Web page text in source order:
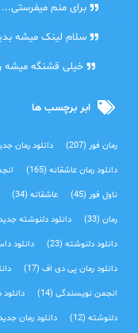
برای منم میفرستی...
سلام لینک میشه
خیلی قشنگه میشه
ابر برچسب ها
رمان فور(207) دانلود رمان
دانلود رمان عاشقانه(165)
ناول فور(45) عاشقانه(34)
رمان(33) دانلود دلنوشته
دانلود دلنوشته(23) دانلود
دانلود رمان پی دی اف(17)
انجمن نویسندگی(14)
دلنوشته(12) دانلود رمان